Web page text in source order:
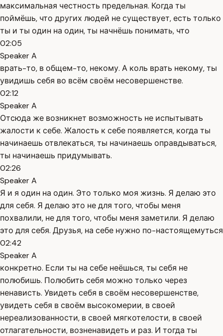
максимальная честность предельная. Когда ты
поймёшь, что других людей не существует, есть только
ты и ты один на один, ты начнёшь понимать, что
02:05
Speaker A
врать-то, в общем-то, некому. А коль врать некому, ты
увидишь себя во всём своём несовершенстве.
02:12
Speaker A
Отсюда же возникнет возможность не испытывать
жалости к себе. Жалость к себе появляется, когда ты
начинаешь отвлекаться, ты начинаешь оправдываться,
ты начинаешь придумывать.
02:26
Speaker A
Я и я один на один. Это только моя жизнь. Я делаю это
для себя. Я делаю это не для того, чтобы меня
похвалили, не для того, чтобы меня заметили. Я делаю
это для себя. Друзья, на себе нужно по-настоящемуться
02:42
Speaker A
конкретно. Если ты на себе неёшься, ты себя не
полюбишь. Полюбить себя можно только через
ненависть. Увидеть себя в своём несовершенстве,
увидеть себя в своём высокомерии, в своей
нереализованности, в своей мягкотелости, в своей
отлагательности, возненавидеть и раз. И тогда ты